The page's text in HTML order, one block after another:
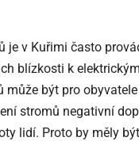
je v Kuřimi často
blízkosti k
může být pro
stromů negativní
lidí. Proto by měly